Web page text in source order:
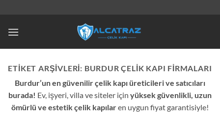
ETIKET ARŞIVLERI: BURDUR ÇELIK KAPI FIRMALARI
Burdur’un en güvenilir çelik kapı üreticileri ve satıcıları
burada! Ev, işyeri, villa ve siteler için yüksek güvenlikli, uzun
ömürlü ve estetik çelik kapılaren uygun fiyat garantisiyle!